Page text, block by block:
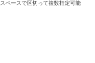
スペースで区切って複数指定可能